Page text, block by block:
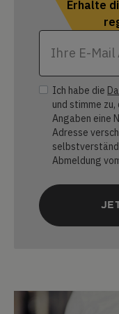
Erhalte
Ich habe die
und stimme
Angaben eine
Adresse
Abmeldung